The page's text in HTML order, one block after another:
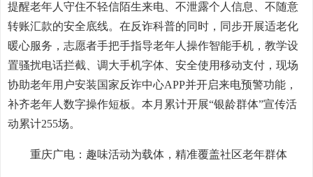
提醒老年人守住不轻信陌生来电、不泄露个人信息、不随意
转账汇款的安全底线。在反诈科普的同时，同步开展适老化
暖心服务，志愿者手把手指导老年人操作智能手机，教学设
置骚扰电话拦截、调大手机字体、安全使用移动支付，现场
协助老年用户安装国家反诈中心APP并开启来电预警功能，
补齐老年人数字操作短板。本月累计开展“银龄群体”宣传活
动累计255场。
重庆广电：趣味活动为载体，精准覆盖社区老年群体